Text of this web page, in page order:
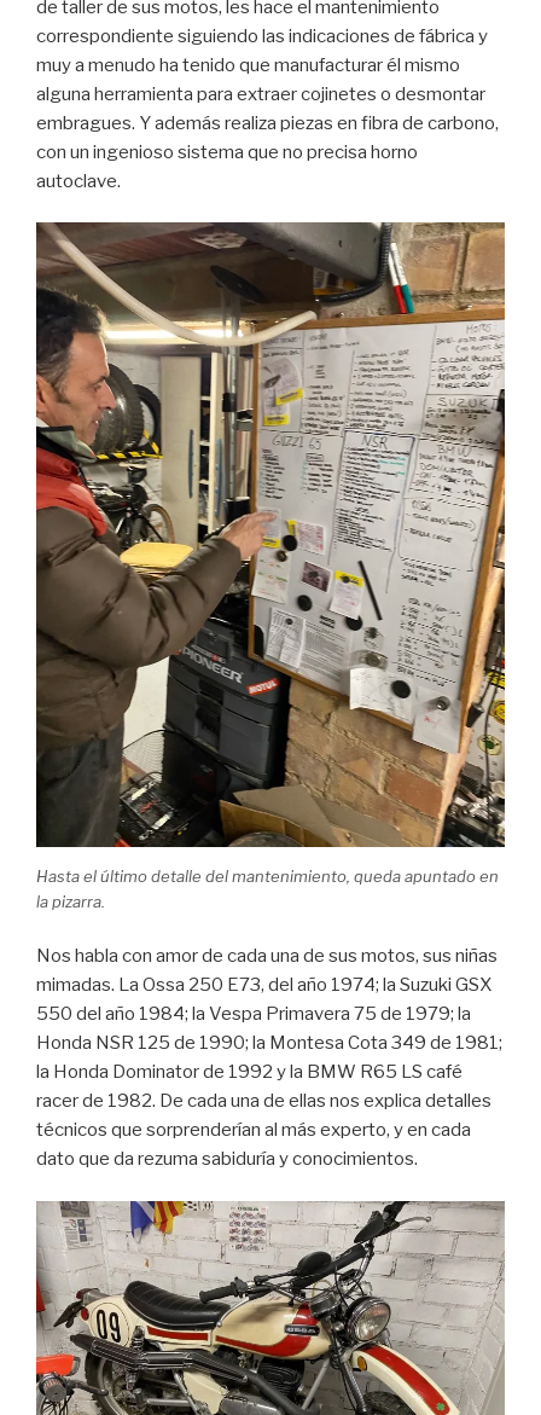
de taller de sus motos, les hace el mantenimiento
correspondiente siguiendo las indicaciones de fábrica y
muy a menudo ha tenido que manufacturar él mismo
alguna herramienta para extraer cojinetes o desmontar
embragues. Y además realiza piezas en fibra de carbono,
con un ingenioso sistema que no precisa horno
autoclave.
Hasta el último detalle del mantenimiento, queda apuntado en
la pizarra.
Nos habla con amor de cada una de sus motos, sus niñas
mimadas. La Ossa 250 E73, del año 1974; la Suzuki GSX
550 del año 1984; la Vespa Primavera 75 de 1979; la
Honda NSR 125 de 1990; la Montesa Cota 349 de 1981;
la Honda Dominator de 1992 y la BMW R65 LS café
racer de 1982. De cada una de ellas nos explica detalles
técnicos que sorprenderían al más experto, y en cada
dato que da rezuma sabiduría y conocimientos.